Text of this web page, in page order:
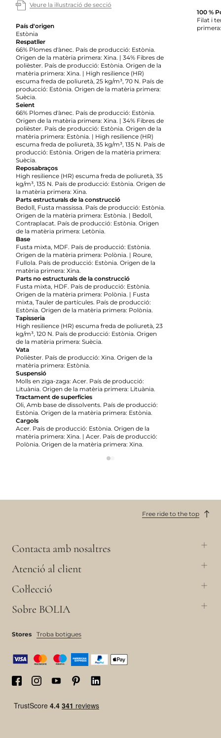
Veure la il·lustració de secció
País d'origen
Estònia
Respatller
66% Plomes d'ànec. País de producció: Estònia.
Origen de la matèria primera: Xina. | 34% Fibres de
polièster. País de producció: Estònia. Origen de la
matèria primera: Xina. | High resilience (HR)
escuma freda de poliuretà, 25 kg/m³, 70 N. País de
producció: Estònia. Origen de la matèria primera:
Suècia.
Seient
66% Plomes d'ànec. País de producció: Estònia.
Origen de la matèria primera: Xina. | 34% Fibres de
polièster. País de producció: Estònia. Origen de la
matèria primera: Estònia. | High resilience (HR)
escuma freda de poliuretà, 35 kg/m³, 135 N. País de
producció: Estònia. Origen de la matèria primera:
Suècia.
Reposabraços
High resilience (HR) escuma freda de poliuretà, 35
kg/m³, 135 N. País de producció: Estònia. Origen de
la matèria primera: Xina.
Parts estructurals de la construcció
Bedoll, Fusta massissa. País de producció: Estònia.
Origen de la matèria primera: Estònia. | Bedoll,
Contraplacat. País de producció: Estònia. Origen
de la matèria primera: Letònia.
Base
Fusta mixta, MDF. País de producció: Estònia.
Origen de la matèria primera: Polònia. | Roure,
Fullola. País de producció: Estònia. Origen de la
matèria primera: Xina.
Parts no estructurals de la construcció
Fusta mixta, HDF. País de producció: Estònia.
Origen de la matèria primera: Polònia. | Fusta
mixta, Tauler de partícules. País de producció:
Estònia. Origen de la matèria primera: Polònia.
Tapisseria
High resilience (HR) escuma freda de poliuretà, 23
kg/m³, 120 N. País de producció: Estònia. Origen
de la matèria primera: Suècia.
Vata
Polièster. País de producció: Xina. Origen de la
matèria primera: Estònia.
Suspensió
Molls en ziga-zaga: Acer. País de producció:
Lituània. Origen de la matèria primera: Lituània.
Tractament de superfícies
Oli, Amb base de dissolvents. País de producció:
Estònia. Origen de la matèria primera: Estònia.
Cargols
Acer. País de producció: Estònia. Origen de la
matèria primera: Xina. | Acer. País de producció:
Polònia. Origen de la matèria primera: Xina.
100 %
Filat i
Free ride to the top
Contacta amb nosaltres
Atenció al client
Col·lecció
Sobre BOLIA
Stores Troba botigues